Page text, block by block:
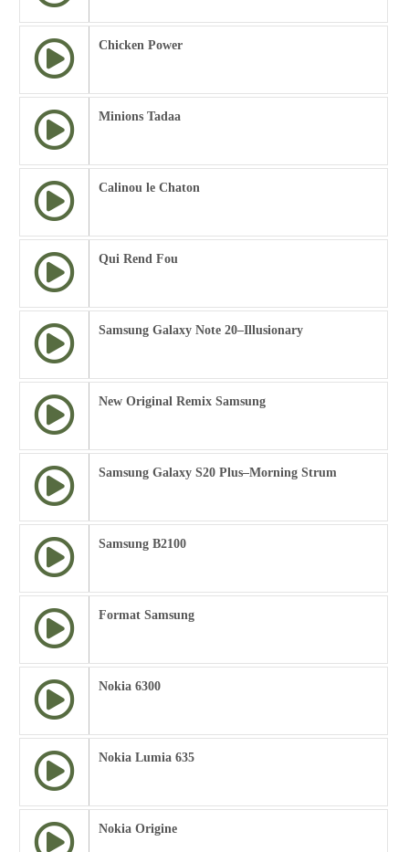
Chicken Power
Minions Tadaa
Calinou le Chaton
Qui Rend Fou
Samsung Galaxy Note 20–Illusionary
New Original Remix Samsung
Samsung Galaxy S20 Plus–Morning Strum
Samsung B2100
Format Samsung
Nokia 6300
Nokia Lumia 635
Nokia Origine